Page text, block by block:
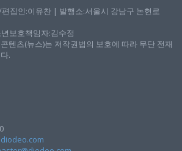
집인:이유찬 | 발행소:서울시 강남구 논현로
보호책임자:김수정
텐츠(뉴스)는 저작권법의 보호에 따라 무단 전재
.